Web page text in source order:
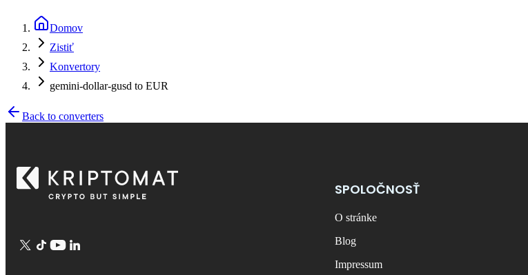
Domov
Zistiť
Konvertory
gemini-dollar-gusd to EUR
Back to converters
SPOLOČNOSŤ
O stránke
Blog
Impressum